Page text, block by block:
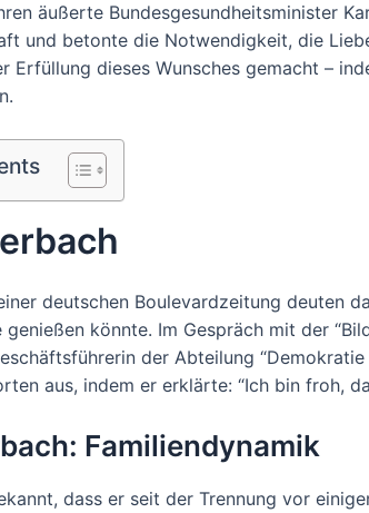
äußerte Bundesgesundheitsminister
und betonte die Notwendigkeit, die
Erfüllung dieses Wunsches gemacht –
deutschen Boulevardzeitung deuten
könnte. Im Gespräch mit der
der Abteilung
aus, indem er erklärte: “Ich bin froh,
Familiendynamik
dass er seit der Trennung vor